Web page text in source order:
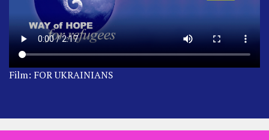
Film: FOR UKRAINIANS